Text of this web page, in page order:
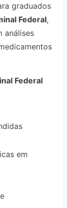
graduados
Federal,
análises
Federal
em